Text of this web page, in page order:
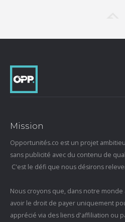
Mission
Opportunités.co est un projet
sans publicité avec du contenu de
C'est le défi que nous désirons
Nous croyons que, dans notre
avoir le droit de payer uniquement
apprécié via des liens d'affiliation ou